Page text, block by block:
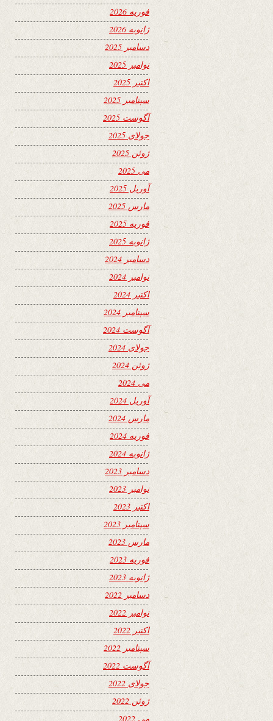
فوریه 2026
ژانویه 2026
دسامبر 2025
نوامبر 2025
اکتبر 2025
سپتامبر 2025
آگوست 2025
جولای 2025
ژوئن 2025
می 2025
آوریل 2025
مارس 2025
فوریه 2025
ژانویه 2025
دسامبر 2024
نوامبر 2024
اکتبر 2024
سپتامبر 2024
آگوست 2024
جولای 2024
ژوئن 2024
می 2024
آوریل 2024
مارس 2024
فوریه 2024
ژانویه 2024
دسامبر 2023
نوامبر 2023
اکتبر 2023
سپتامبر 2023
مارس 2023
فوریه 2023
ژانویه 2023
دسامبر 2022
نوامبر 2022
اکتبر 2022
سپتامبر 2022
آگوست 2022
جولای 2022
ژوئن 2022
می 2022